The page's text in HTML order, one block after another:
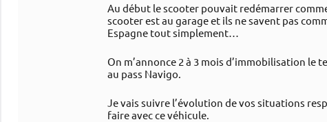
Au début le scooter pouvait redémarrer
scooter est au garage et ils ne savent pas
Espagne tout simplement…
On m’annonce 2 à 3 mois d’immobilisation
au pass Navigo.
Je vais suivre l’évolution de vos situations
faire avec ce véhicule.